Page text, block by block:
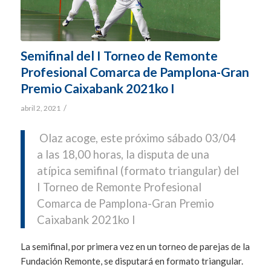
Semifinal del I Torneo de Remonte
Profesional Comarca de Pamplona-Gran
Premio Caixabank 2021ko I
abril 2, 2021 /
Olaz acoge, este próximo sábado 03/04
a las 18,00 horas, la disputa de una
atípica semifinal (formato triangular) del
I Torneo de Remonte Profesional
Comarca de Pamplona-Gran Premio
Caixabank 2021ko I
La semifinal, por primera vez en un torneo de parejas de la
Fundación Remonte, se disputará en formato triangular.